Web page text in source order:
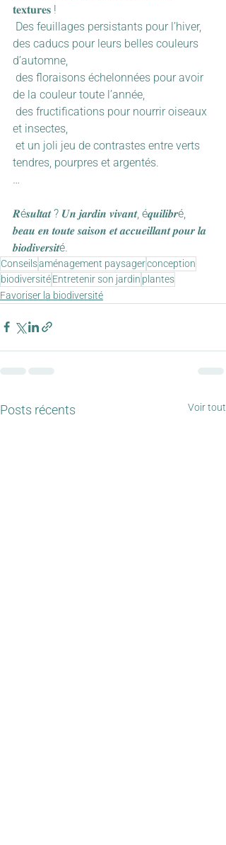
𝐭𝐞𝐱𝐭𝐮𝐫𝐞𝐬 !
Des feuillages persistants pour l’hiver,
des caducs pour leurs belles couleurs
d’automne,
des floraisons échelonnées pour avoir
de la couleur toute l’année,
des fructifications pour nourrir oiseaux
et insectes,
et un joli jeu de contrastes entre verts
tendres, pourpres et argentés.
…
𝑹é𝒔𝒖𝒍𝒕𝒂𝒕 ? 𝑼𝒏 𝒋𝒂𝒓𝒅𝒊𝒏 𝒗𝒊𝒗𝒂𝒏𝒕, é𝒒𝒖𝒊𝒍𝒊𝒃𝒓é,
𝒃𝒆𝒂𝒖 𝒆𝒏 𝒕𝒐𝒖𝒕𝒆 𝒔𝒂𝒊𝒔𝒐𝒏 𝒆𝒕 𝒂𝒄𝒄𝒖𝒆𝒊𝒍𝒍𝒂𝒏𝒕 𝒑𝒐𝒖𝒓 𝒍𝒂
𝒃𝒊𝒐𝒅𝒊𝒗𝒆𝒓𝒔𝒊𝒕é.
Conseilsaménagement paysagerconception
biodiversitéEntretenir son jardin plantes
Favoriser la biodiversité
Posts récents Voir tout